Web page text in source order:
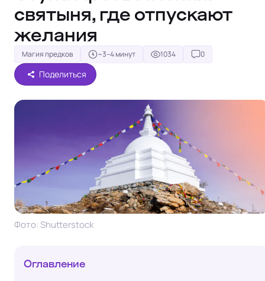
святыня, где отпускают
желания
Магия предков ~3–4 минут 1034 0
Поделиться
Фото: Shutterstock
Оглавление